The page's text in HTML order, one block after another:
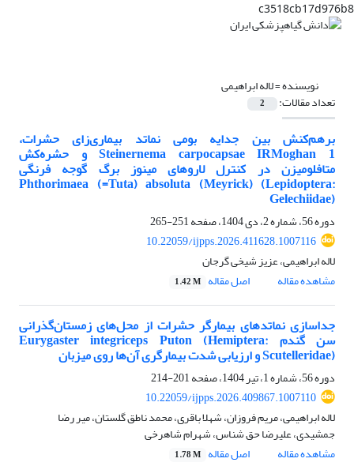
c3518cb17d976b8
نویسنده =لاله ابراهیمی
تعداد مقالات: 2
برهم‌کنش بین جدایه بومی نماتد بیماری‌زای حشرات،
Steinernema carpocapsae IRMoghan 1 و حشره‌کش
متافلومیزن در کنترل لاروهای مینوز برگ گوجه فرنگی
Phthorimaea (=Tuta) absoluta (Meyrick) (Lepidoptera:
Gelechiidae)
دوره 56، شماره 2، دی 1404، صفحه
251-265
10.22059/ijpps.2026.411628.1007116
لاله ابراهیمی، عزیز شیخی گرجان
مشاهده مقاله
اصل مقاله 1.42 M
جداسازی نماتدهای بیمارگر حشرات از محل‌های زمستان‌گذرانی
سن گندم Eurygaster integriceps Puton (Hemiptera:
Scutelleridae) و ارزیابی شدت بیمارگری‌ آن‌ها روی میزبان
دوره 56، شماره 1، تیر 1404، صفحه
201-214
10.22059/ijpps.2026.409867.1007110
لاله ابراهیمی، مریم فروزان، شهلا باقری، محمد ناطق گلستان، میر رضا
جمشیدی، علیرضا حق شناس، شهرام شاهرخی
مشاهده مقاله
اصل مقاله 1.78 M